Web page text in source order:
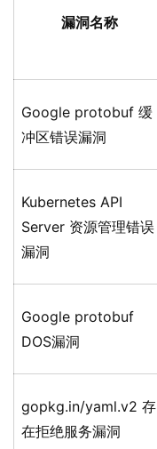
漏洞名称
Google protobuf 缓
冲区错误漏洞
Kubernetes API
Server 资源管理错误
漏洞
Google protobuf
DOS漏洞
gopkg.in/yaml.v2 存
在拒绝服务漏洞